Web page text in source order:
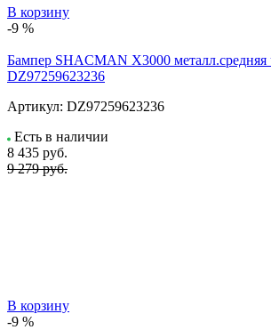
В корзину
-9 %
Бампер SHACMAN X3000 металл.средняя
DZ97259623236
Артикул: DZ97259623236
Есть в наличии
8 435 руб.
9 279 руб.
В корзину
-9 %